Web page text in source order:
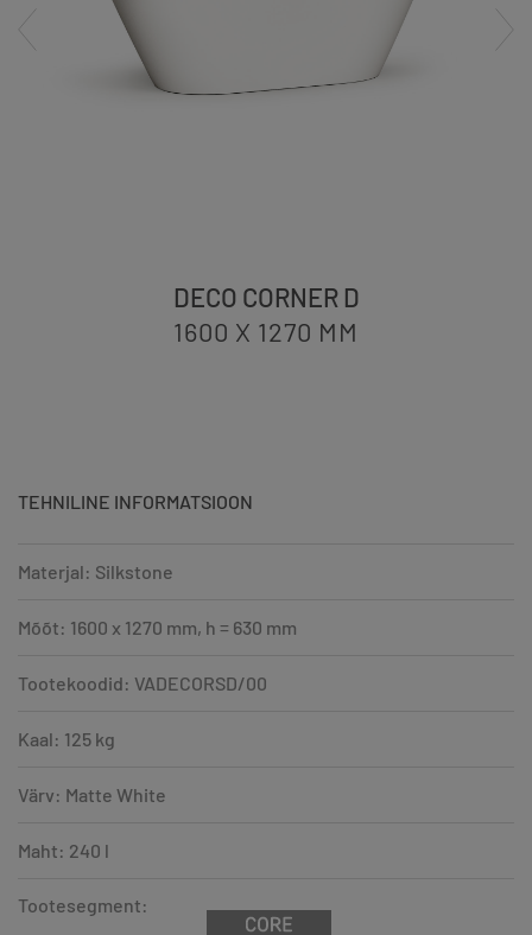
DECO CORNER D
1600 X 1270 MM
TEHNILINE INFORMATSIOON
Materjal: Silkstone
Mõõt: 1600 x 1270 mm, h = 630 mm
Tootekoodid: VADECORSD/00
Kaal: 125 kg
Värv: Matte White
Maht: 240 l
Tootesegment: